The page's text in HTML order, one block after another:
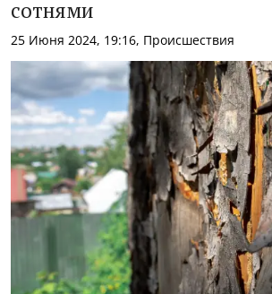
сотнями
25 Июня 2024, 19:16, Происшествия